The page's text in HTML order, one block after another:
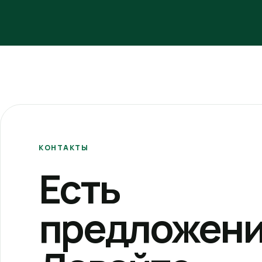
КОНТАКТЫ
Есть